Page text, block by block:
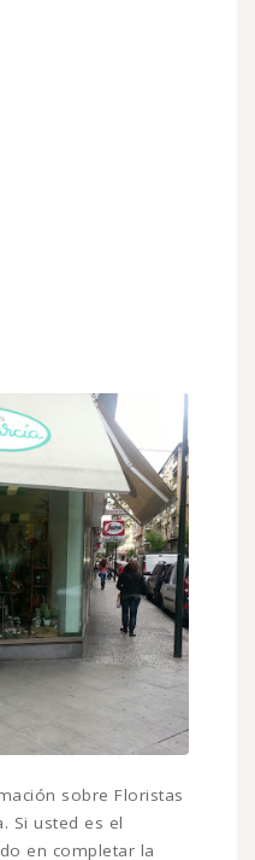
sobre Floristas
Si usted es el
en completar la